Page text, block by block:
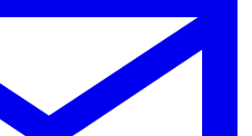
opslagfaciliteit? Dan moet u nat
van
gebruiken. Gebruik bij vet- en
bovendien een reinigingsmiddel.